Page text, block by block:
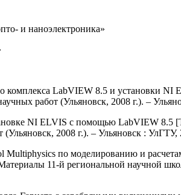
и наноэлектроника»
LabVIEW 8.5 и установки NI
работ (Ульяновск, 2008 г.). –
NI ELVIS с помощью LabVIEW 8.5
2008 г.). – Ульяновск :
по моделированию и
11-й региональной научной